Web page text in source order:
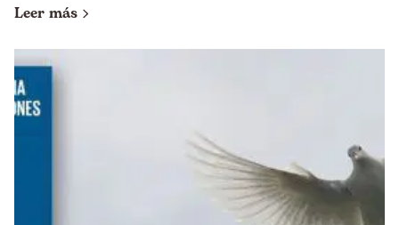
Leer más